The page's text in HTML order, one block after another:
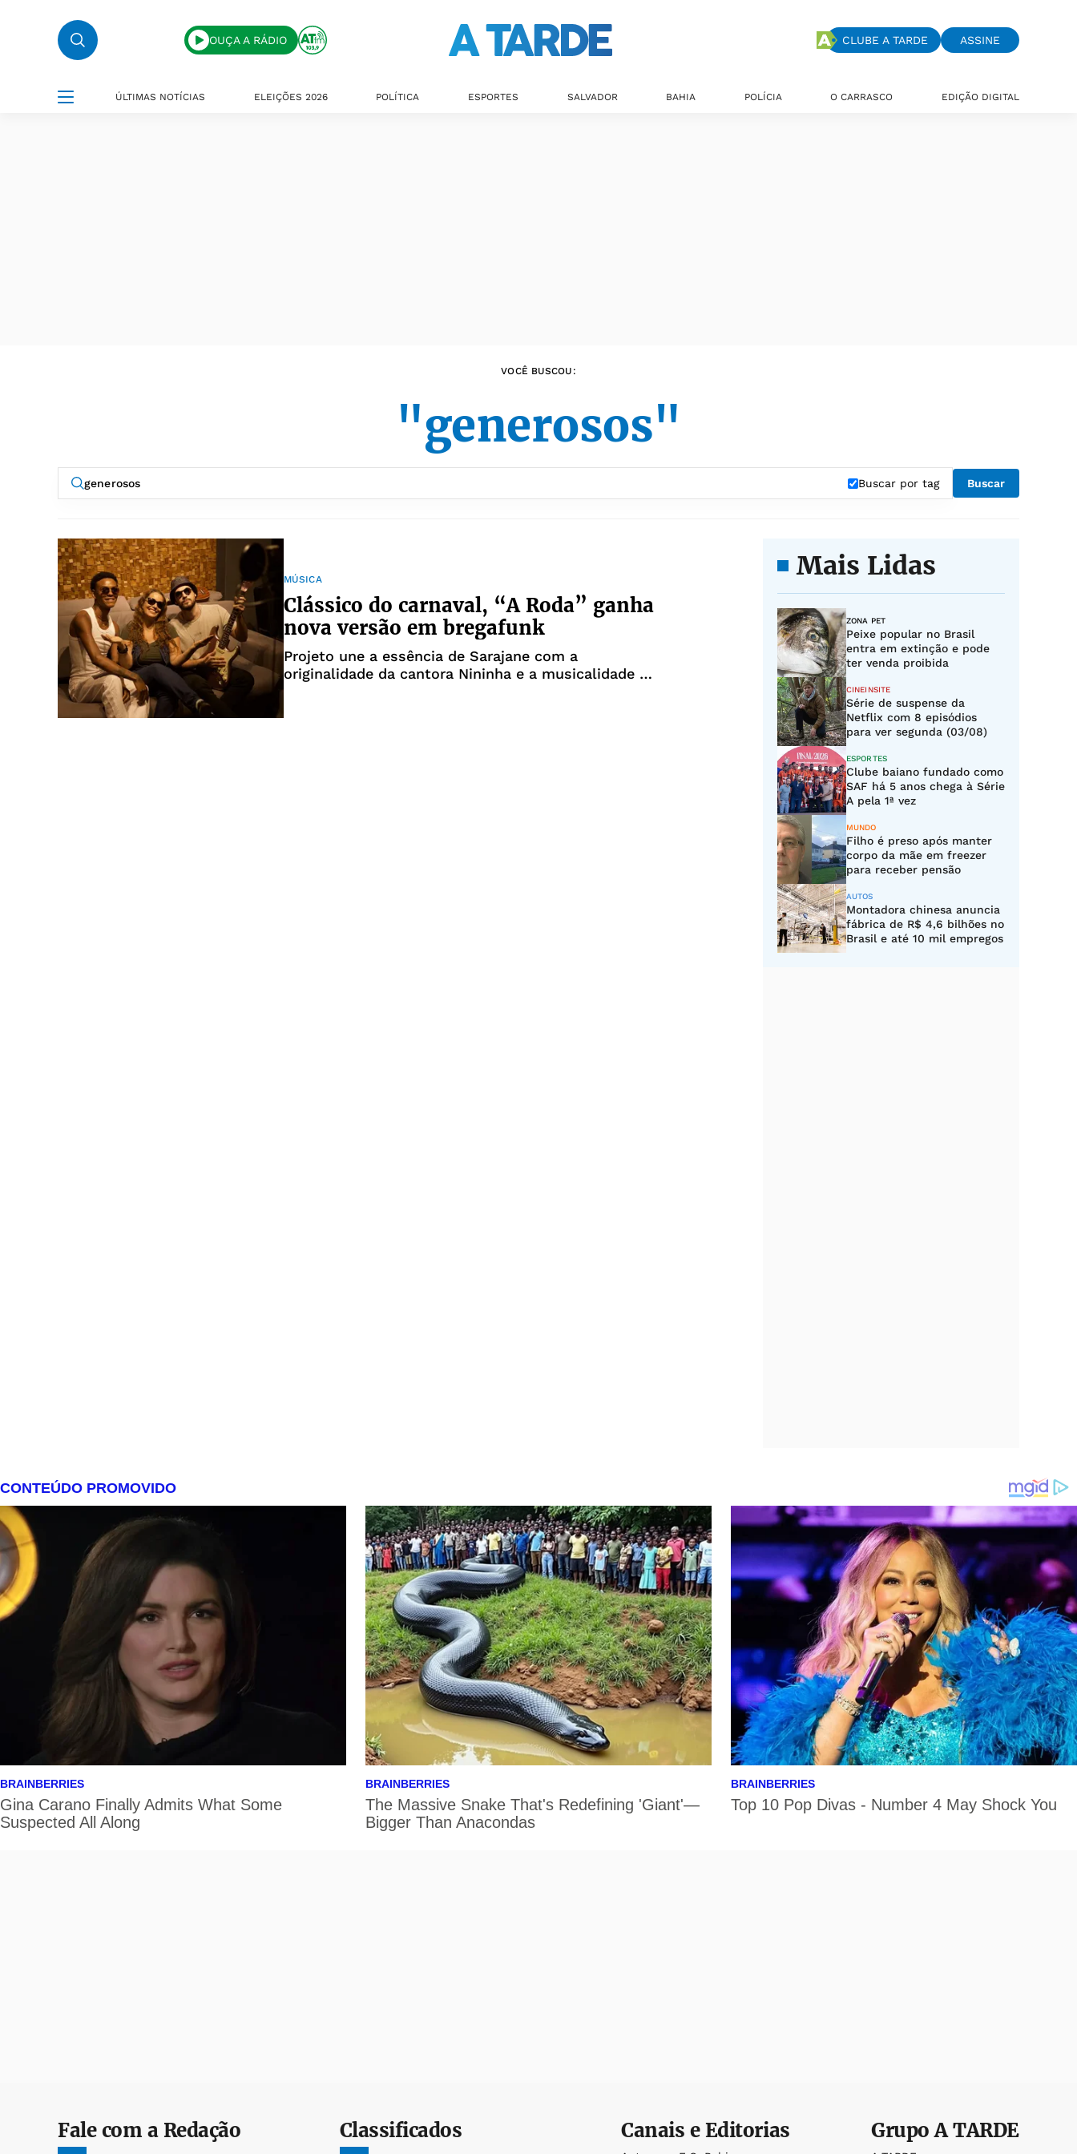
OUÇA A RÁDIO CLUBE A TARDE ASSINE
ÚLTIMAS NOTÍCIAS ELEIÇÕES 2026 POLÍTICA ESPORTES SALVADOR BAHIA POLÍCIA O CARRASCO EDIÇÃO DIGITAL
VOCÊ BUSCOU:
"generosos"
Buscar por tag Buscar
MÚSICA
Clássico do carnaval, “A Roda” ganha
nova versão em bregafunk
Projeto une a essência de Sarajane com a
originalidade da cantora Nininha e a musicalidade do
Mais Lidas
ZONA PET
Peixe popular no Brasil
entra em extinção e pode
ter venda proibida
CINEINSITE
Série de suspense da
Netflix com 8 episódios
para ver segunda (03/08)
ESPORTES
Clube baiano fundado como
SAF há 5 anos chega à Série
A pela 1ª vez
MUNDO
Filho é preso após manter
corpo da mãe em freezer
para receber pensão
AUTOS
Montadora chinesa anuncia
fábrica de R$ 4,6 bilhões no
Brasil e até 10 mil empregos
Fale com a Redação Classificados Canais e Editorias GrupoA TARDE